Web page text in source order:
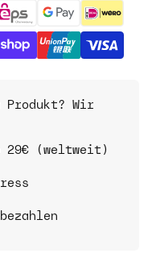
Produkt? Wir
29€ (weltweit)